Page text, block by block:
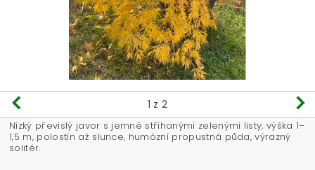
1 z 2
Nízký převislý javor s jemně stříhanými zelenými listy, výška 1–
1,5 m, polostín až slunce, humózní propustná půda, výrazný
solitér.